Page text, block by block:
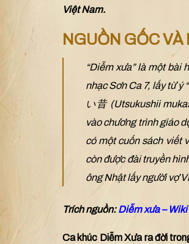
Việt Nam.
NGUỒN GỐC
“Diễm xưa” là một bài
nhạc Sơn Ca 7, lấy từ ý
い昔 (Utsukushii
vào chương trình giáo
có một cuốn sách viết
còn được đài truyền
ông Nhật lấy người vợ
Trích nguồn:Diễm xưa – Wiki
Ca khúc Diễm Xưa ra đời